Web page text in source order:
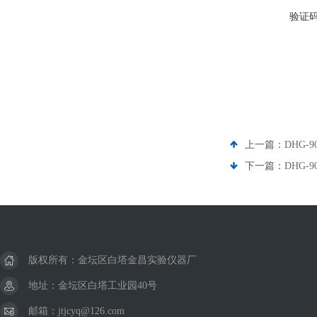
验证
上一篇： DHG-
下一篇： DHG-
版权所有：金坛区白塔金昌实验仪器厂
地址：金坛区白塔工业园40号
邮箱：jtjcyq@126.com